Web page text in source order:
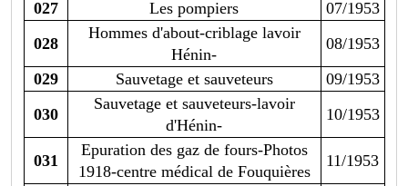
027
Les pompiers
07/1953
028
Hommes d'about-criblage lavoir
Hénin-
08/1953
029
Sauvetage et sauveteurs
09/1953
030
Sauvetage et sauveteurs-lavoir
d'Hénin-
10/1953
031
Epuration des gaz de fours-Photos
1918-centre médical de Fouquières
11/1953